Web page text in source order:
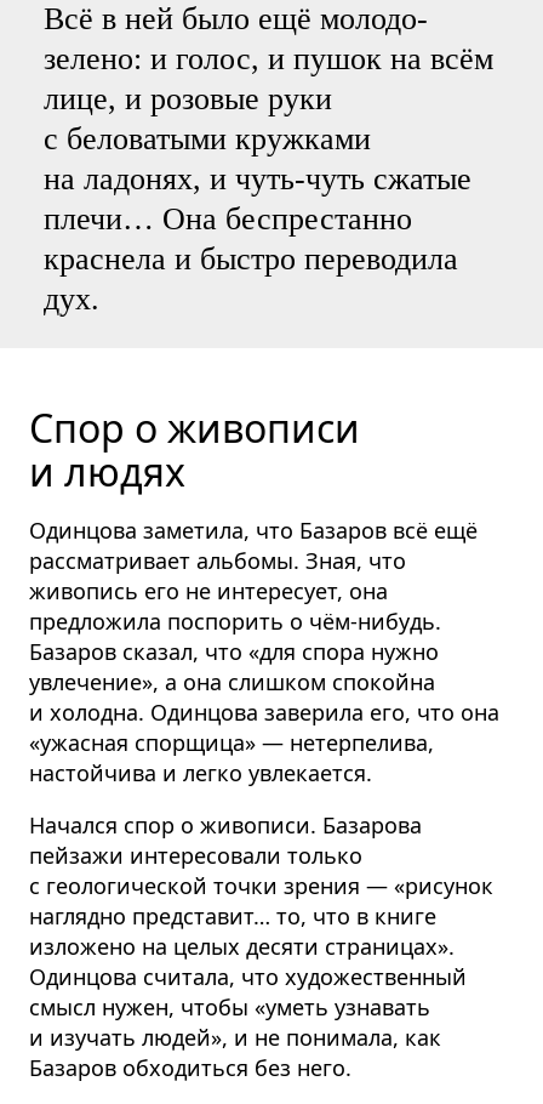
Всё в ней было ещё молодо-
зелено: и голос, и пушок на всём
лице, и розовые руки
с беловатыми кружками
на ладонях, и чуть-чуть сжатые
плечи… Она беспрестанно
краснела и быстро переводила
дух.
Спор о живописи
и людях
Одинцова заметила, что Базаров всё ещё
рассматривает альбомы. Зная, что
живопись его не интересует, она
предложила поспорить о чём-нибудь.
Базаров сказал, что «для спора нужно
увлечение», а она слишком спокойна
и холодна. Одинцова заверила его, что она
«ужасная спорщица» — нетерпелива,
настойчива и легко увлекается.
Начался спор о живописи. Базарова
пейзажи интересовали только
с геологической точки зрения — «рисунок
наглядно представит… то, что в книге
изложено на целых десяти страницах».
Одинцова считала, что художественный
смысл нужен, чтобы «уметь узнавать
и изучать людей», и не понимала, как
Базаров обходиться без него.